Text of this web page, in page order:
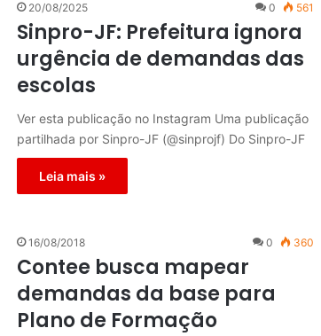
20/08/2025 0 561
Sinpro-JF: Prefeitura ignora
urgência de demandas das
escolas
Ver esta publicação no Instagram Uma publicação
partilhada por Sinpro-JF (@sinprojf) Do Sinpro-JF
Leia mais »
16/08/2018 0 360
Contee busca mapear
demandas da base para
Plano de Formação